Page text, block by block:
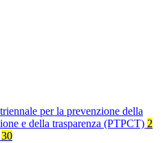
per la prevenzione della
e della trasparenza (PTPCT) 2
30